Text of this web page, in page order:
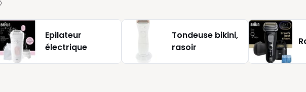
Epilateur
électrique
Tondeuse bikini,
rasoir